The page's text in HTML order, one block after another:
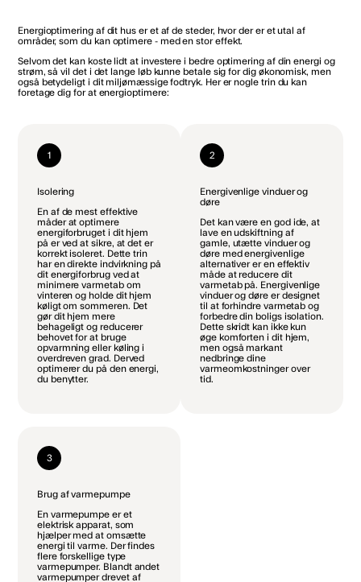
Energioptimering af dit hus er et af de steder, hvor der er et utal af
områder, som du kan optimere - med en stor effekt.
Selvom det kan koste lidt at investere i bedre optimering af din energi og
strøm, så vil det i det lange løb kunne betale sig for dig økonomisk, men
også betydeligt i dit miljømæssige fodtryk. Her er nogle trin du kan
foretage dig for at energioptimere:
1
Isolering
En af de mest effektive
måder at optimere
energiforbruget i dit hjem
på er ved at sikre, at det er
korrekt isoleret. Dette trin
har en direkte indvirkning på
dit energiforbrug ved at
minimere varmetab om
vinteren og holde dit hjem
køligt om sommeren. Det
gør dit hjem mere
behageligt og reducerer
behovet for at bruge
opvarmning eller køling i
overdreven grad. Derved
optimerer du på den energi,
du benytter.
2
Energivenlige vinduer og
døre​​​​‌ ‍ ​‍​‍‌‍ ‌ ​‍‌‍‍‌‌‍‌ ‌‍‍‌‌‍ ‍​‍​‍​ ‍‍​‍​‍‌ ​ ‌‍​‌‌‍ ‍‌‍‍‌‌ ‌​‌ ‍‌​‍ ‍‌‍‍‌‌‍ ​‍​‍​‍ ​​‍​‍‌‍‍​‌ ​‍‌‍‌‌‌‍‌‍​‍​‍​ ‍‍​‍​‍‌‍‍​‌ ‌​‌ ‌​‌ ​​‌ ​ ​ ‍‍​‍ ​‍ ‌‍​ ‌‍ ‌‌ ​ ​‍ ‍‌ ‌ ‌‍​‌‌ ‌​‌ ‌​‌ ​ ​‍ ‍‌‍‌​‌‍‍ ​‍ ‌‍‍‌‌‍ ‍‌ ‌​‌‍‌‌‌‍ ‍‌ ‌​​‍ ‌‍‌‌‌‍‌​‌‍‍‌‌ ‌​​‍ ‌‍ ‌‌‍ ‌‍‌​‌‍‌‌​ ‌‌ ​​‌ ​‍‌‍‌‌‌ ​ ‌‍‌‌‌‍ ‍‌ ‌​‌‍​‌‌ ‌​‌‍‍‌‌‍ ‌‍ ‍​ ‍ ‌‍‍‌‌‍‌​​ ‌​ ​‍‌‍​ ​ ​ ‌‍​ ‌‍‌​​ ‌‌‌‍​‌‌‍‌​​‍ ‌‌‍​‍‌‍​‍​ ‌ ‌‍‌‌​‍ ‌​ ‌​‌‍‌​​ ‌ ​ ‌ ​‍ ‌​ ‍​‌‍‌‍‌‍​‍‌‍​‌​‍ ‌‌‍​‍​ ‌‌​ ‌‍‌‍​‌​ ​‍‌‍​‍​ ‌‍​ ​‍‌‍​ ​ ‍​‌‍‌‌‌‍​‍​ ‍ ‌ ‌​‌ ‍‌‌ ​​‌‍‌‌​ ‌‌ ​​‌‍ ‌ ​ ‌ ‌​​ ‍ ‌ ​​‌‍​‌‌ ‌​‌‍‍​​ ‌‌‍​ ‌‍ ‌‍ ‍‌ ‌​‌‍‌‌‌‍ ‍‌ ‌​‌​​‍‌‍ ​‌‍ ‌‍​ ‌‍‍ ‌ ​ ​‍‌‌​ ‌‌‌​​‍‌‌ ‌‍‍ ‌‍‌‌‌ ‍‌​‍‌‌​ ​ ‌​‌​​‍‌‌​ ​ ‌​‌​​‍‌‌​ ​‍​ ​‍‌‍​‍​ ‌ ​ ‌‌​ ​‌​ ​ ​ ‍​​ ​‌‌‍‌‌‌‍​ ‌‍‌‌​ ‍‌‌‍​ ​‍‌‌​ ​‍​ ​‍​‍‌‌​ ‌‌‌​‌​​‍ ‍‌‍​ ‌‍​‌‌ ​‍‌‍‌​‌ ​ ​‍‌‌​ ‌‌‌​​‍‌‌ ‌‍‍ ‌‍‌‌‌ ‍‌​‍‌‌​ ​ ‌​‌​​‍‌‌​ ​ ‌​‌​​‍‌‌​ ​‍​ ​‍‌‍​ ‌‍‌​​ ‌​‌‍‌‍‌‍​‌​ ‌‌​ ​‌‌‍‌‌​ ‌ ‌‍‌‍​ ‌ ​ ​‌​‍‌‌​ ​‍​ ​‍​‍‌‌​ ‌‌‌​‌​​‍ ‍‌‍‍​‌‍‌‌‌‍​‌‌‍‌​‌‍ ​‌‍‍‌‌‍ ‍‌‍‌‌​ ‌‍​‍‌‍​‌‌ ​ ‌‍‌‌‌‌‌‌‌ ​‍‌‍ ​​ ‌‌‍‍​‌ ‌​‌ ‌​‌ ​​‌ ​ ​‍‌‌​ ​ ‌​​‌​‍‌‌​ ​‍‌​‌‍​‍‌‌​ ​‍‌​‌‍‌‍​ ‌‍ ‌‌ ​ ​‍ ‍‌ ‌ ‌‍​‌‌ ‌​‌ ‌​‌ ​ ​‍ ‍‌‍‌​‌‍‍ ​‍‌‍‌‍‍‌‌‍‌​​ ‌​ ​‍‌‍​ ​ ​ ‌‍​ ‌‍‌​​ ‌‌‌‍​‌‌‍‌​​‍ ‌‌‍​‍‌‍​‍​ ‌ ‌‍‌‌​‍ ‌​ ‌​‌‍‌​​ ‌ ​ ‌ ​‍ ‌​ ‍​‌‍‌‍‌‍​‍‌‍​‌​‍ ‌‌‍​‍​ ‌‌​ ‌‍‌‍​‌​ ​‍‌‍​‍​ ‌‍​ ​‍‌‍​ ​ ‍​‌‍‌‌‌‍​‍​‍‌‍‌ ‌​‌ ‍‌‌ ​​‌‍‌‌​ ‌‌ ​​‌‍ ‌ ​ ‌ ‌​​‍‌‍‌ ​​‌‍​‌‌ ‌​‌‍‍​​ ‌‌‍​ ‌‍ ‌‍ ‍‌ ‌​‌‍‌‌‌‍ ‍‌ ‌​‌​​‍‌‍ ​‌‍ ‌‍​ ‌‍‍ ‌ ​ ​‍‌‌​ ‌‌‌​​‍‌‌ ‌‍‍ ‌‍‌‌‌ ‍‌​‍‌‌​ ​ ‌​‌​​‍‌‌​ ​ ‌​‌​​‍‌‌​ ​‍​ ​‍‌‍​‍​ ‌ ​ ‌‌​ ​‌​ ​ ​ ‍​​ ​‌‌‍‌‌‌‍​ ‌‍‌‌​ ‍‌‌‍​ ​‍‌‌​ ​‍​ ​‍​‍‌‌​ ‌‌‌​‌​​‍ ‍‌‍​ ‌‍​‌‌ ​‍‌‍‌​‌ ​ ​‍‌‌​ ‌‌‌​​‍‌‌ ‌‍‍ ‌‍‌‌‌ ‍‌​‍‌‌​ ​ ‌​‌​​‍‌‌​ ​ ‌​‌​​‍‌‌​ ​‍​ ​‍‌‍​ ‌‍‌​​ ‌​‌‍‌‍‌‍​‌​ ‌‌​ ​‌‌‍‌‌​ ‌ ‌‍‌‍​ ‌ ​ ​‌​‍‌‌​ ​‍​ ​‍​‍‌‌​ ‌‌‌​‌​​‍ ‍‌‍‍​‌‍‌‌‌‍​‌‌‍‌​‌‍ ​‌‍‍‌‌‍ ‍‌‍‌‌​‍‌‍‌ ​​‌‍‌‌‌ ​‍‌ ​ ‌ ​​‌‍‌‌‌‍​ ‌ ‌​‌‍‍‌‌ ‌‍‌‍‌‌​ ‌‌ ​​‌ ‌‌‌‍​‍‌‍ ​‌‍‍‌‌ ​ ‌‍‍​‌‍‌‌‌‍‌​​‍​‍‌ ‌
Det kan være en god ide, at
lave en udskiftning af
gamle, utætte vinduer og
døre med energivenlige
alternativer er en effektiv
måde at reducere dit
varmetab på. Energivenlige
vinduer og døre er designet
til at forhindre varmetab og
forbedre din boligs isolation.
Dette skridt kan ikke kun
øge komforten i dit hjem,
men også markant
nedbringe dine
varmeomkostninger over
tid.
3
Brug af varmepumpe
En varmepumpe er et
elektrisk apparat, som
hjælper med at omsætte
energi til varme. Der findes
flere forskellige type
varmepumper. Blandt andet
varmepumper drevet af